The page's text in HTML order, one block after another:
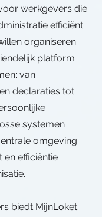
werkgevers die
efficiënt
organiseren.
platform
van
declaraties tot
systemen
omgeving
en efficiëntie
biedt MijnLoket